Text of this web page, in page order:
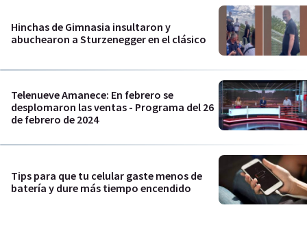
Hinchas de Gimnasia insultaron y
abuchearon a Sturzenegger en el clásico
Telenueve Amanece: En febrero se
desplomaron las ventas - Programa del 26
de febrero de 2024
Tips para que tu celular gaste menos de
batería y dure más tiempo encendido